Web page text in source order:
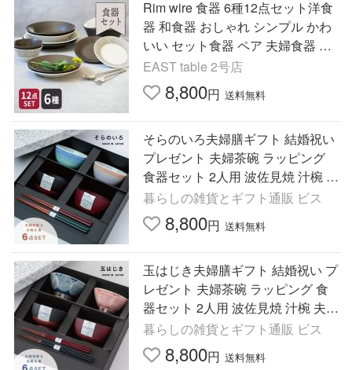
Rim wire 食器 6種12点セット洋食
器 和食器 おしゃれ シンプル かわ
いい セット食器 ペア 夫婦食器 引
EAST table 2号店
8,800円 送料無料
そらのいろ夫婦膳ギフト 結婚祝い
プレゼント 夫婦茶碗 ラッピング
食器セット 2人用 波佐見焼 汁椀 夫
婦箸 食洗機 レンジ ビスク
暮らしの雑貨とギフト通販 ビス
8,800円 送料無料
玉はじき夫婦膳ギフト 結婚祝い プ
レゼント 夫婦茶碗 ラッピング 食
器セット 2人用 波佐見焼 汁椀 夫婦
箸 食洗機 レンジ ビスク
暮らしの雑貨とギフト通販 ビス
8,800円 送料無料